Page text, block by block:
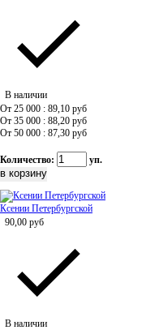
В наличии
От 25 000 : 89,10 руб
От 35 000 : 88,20 руб
От 50 000 : 87,30 руб
Количество: уп.
Ксении Петербургской
90,00 руб
В наличии